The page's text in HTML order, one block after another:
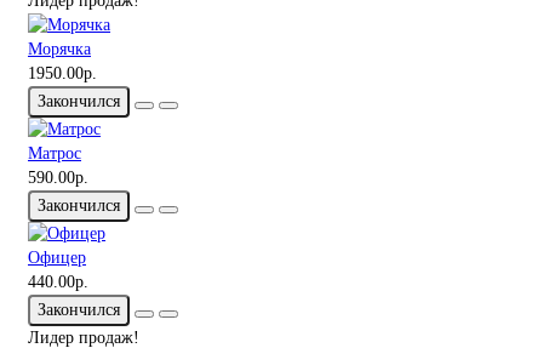
Морячка
1950.00р.
Закончился
Матрос
590.00р.
Закончился
Офицер
440.00р.
Закончился
Лидер продаж!